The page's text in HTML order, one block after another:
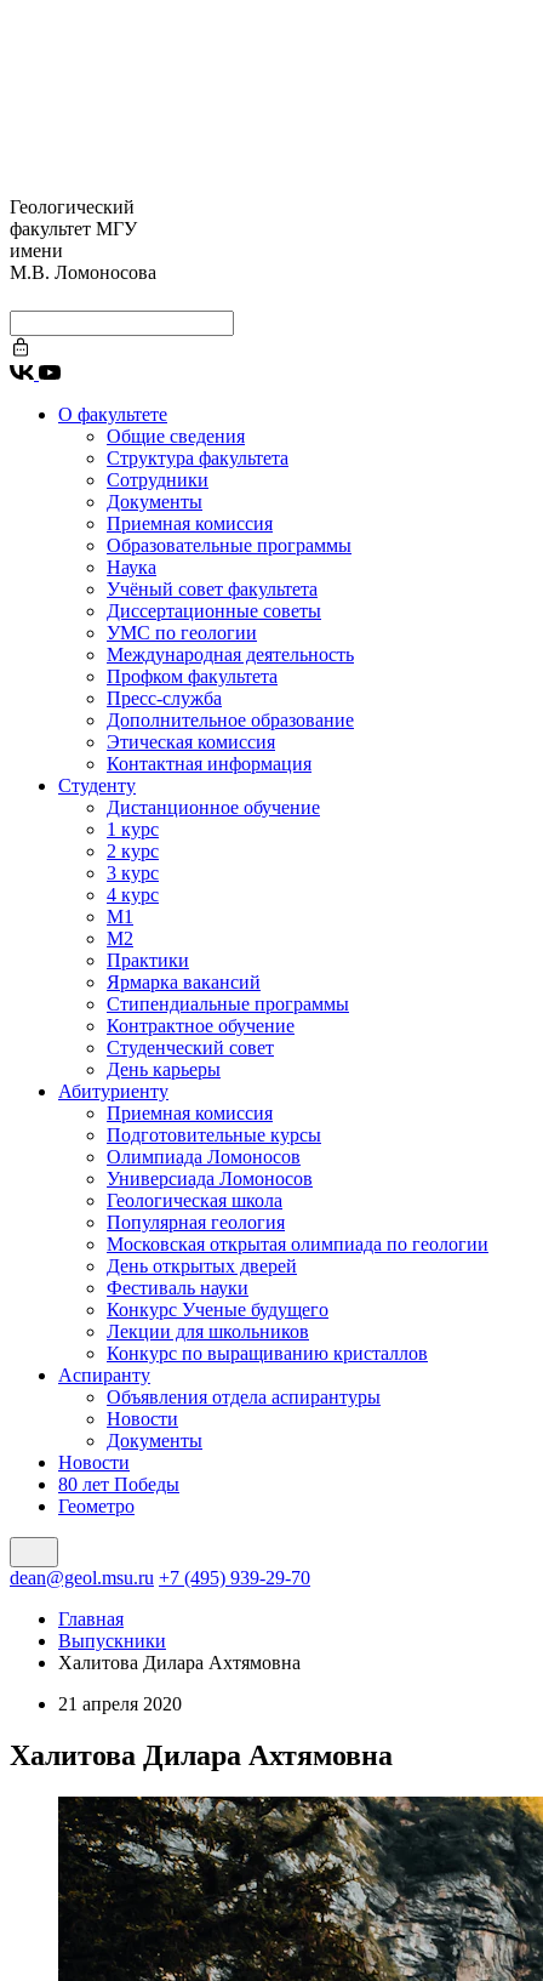
Геологический
факультет МГУ
имени
М.В. Ломоносова
О факультете
Общие сведения
Структура факультета
Сотрудники
Документы
Приемная комиссия
Образовательные программы
Наука
Учёный совет факультета
Диссертационные советы
УМС по геологии
Международная деятельность
Профком факультета
Пресс-служба
Дополнительное образование
Этическая комиссия
Контактная информация
Студенту
Дистанционное обучение
1 курс
2 курс
3 курс
4 курс
М1
М2
Практики
Ярмарка вакансий
Стипендиальные программы
Контрактное обучение
Студенческий совет
День карьеры
Абитуриенту
Приемная комиссия
Подготовительные курсы
Олимпиада Ломоносов
Универсиада Ломоносов
Геологическая школа
Популярная геология
Московская открытая олимпиада по геологии
День открытых дверей
Фестиваль науки
Конкурс Ученые будущего
Лекции для школьников
Конкурс по выращиванию кристаллов
Аспиранту
Объявления отдела аспирантуры
Новости
Документы
Новости
80 лет Победы
Геометро
dean@geol.msu.ru +7 (495) 939-29-70
Главная
Выпускники
Халитова Дилара Ахтямовна
21 апреля 2020
Халитова Дилара Ахтямовна